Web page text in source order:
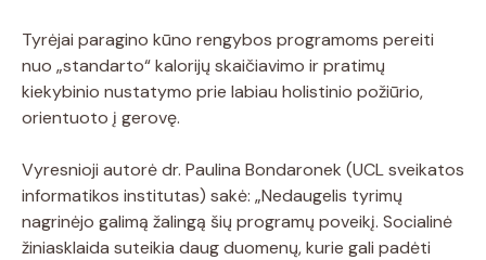
Tyrėjai paragino kūno rengybos programoms pereiti
nuo „standarto“ kalorijų skaičiavimo ir pratimų
kiekybinio nustatymo prie labiau holistinio požiūrio,
orientuoto į gerovę.
Vyresnioji autorė dr. Paulina Bondaronek (UCL sveikatos
informatikos institutas) sakė: „Nedaugelis tyrimų
nagrinėjo galimą žalingą šių programų poveikį. Socialinė
žiniasklaida suteikia daug duomenų, kurie gali padėti